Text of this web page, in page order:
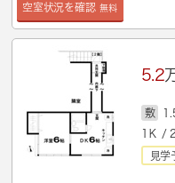
空室状況を確認 無料
5.2
敷
1Ｋ /
見学